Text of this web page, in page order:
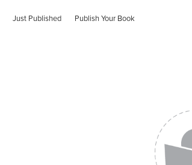
Just Published Publish Your Book